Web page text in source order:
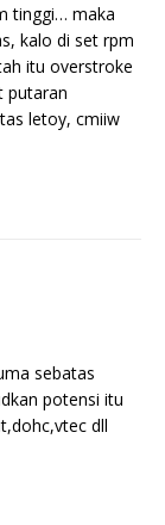
tinggi… maka
kalo di set rpm
itu overstroke
putaran
letoy, cmiiw
sebatas
potensi itu
dll